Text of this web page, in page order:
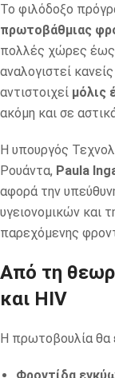
Το φιλόδοξο
πρωτοβάθμιας
πολλές χώρες έως
αναλογιστεί
αντιστοιχεί μόλις
ακόμη και σε
Η υπουργός
Ρουάντα, Paula
αφορά την
υγειονομικών και
παρεχόμενης
Από τη
και HIV
Η πρωτοβουλία θα
Φροντίδα